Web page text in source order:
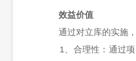
效益价值
通过对立库的实施，
1、合理性：通过项